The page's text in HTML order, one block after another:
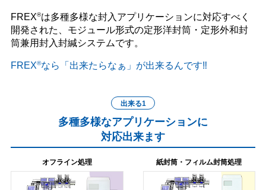
FREX®は多種多様な封入アプリケーションに対応すべく
開発された、モジュール形式の定形洋封筒・定形外和封
筒兼用封入封緘システムです。
FREX®なら「出来たらなぁ」が出来るんです‼
出来る1
多種多様なアプリケーションに
対応出来ます
オフライン処理 紙封筒・フィルム封筒処理